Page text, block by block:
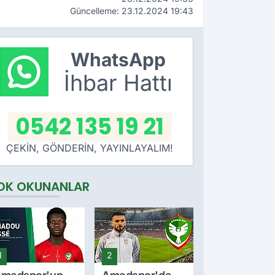
Güncelleme: 23.12.2024 19:43
WhatsApp
İhbar Hattı
0542 135 19 21
ÇEKİN, GÖNDERİN, YAYINLAYALIM!
OKUNANLAR
2